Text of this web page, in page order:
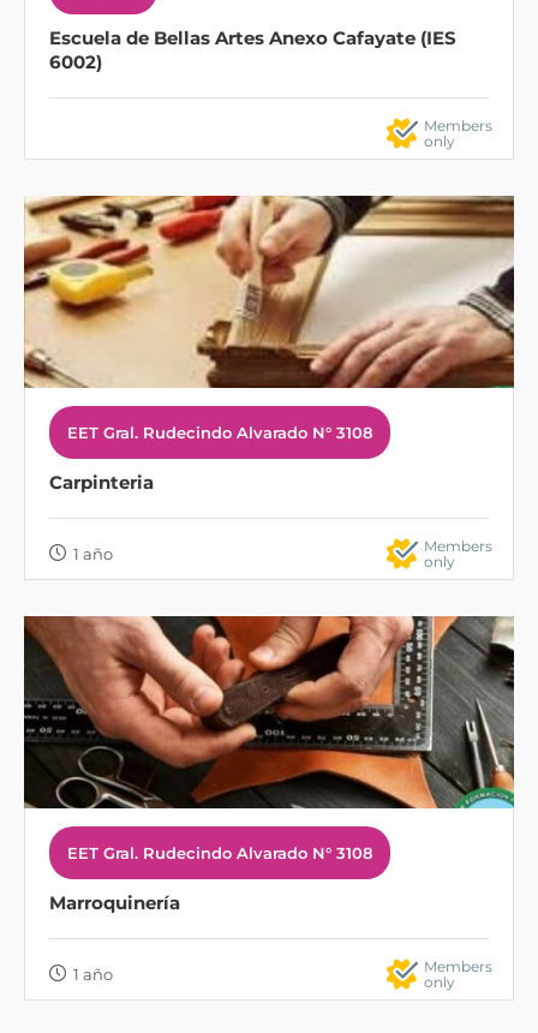
Escuela de Bellas Artes Anexo Cafayate (IES
6002)
Members
only
EET Gral. Rudecindo Alvarado N° 3108
Carpinteria
1 año
Members
only
EET Gral. Rudecindo Alvarado N° 3108
Marroquinería
1 año
Members
only